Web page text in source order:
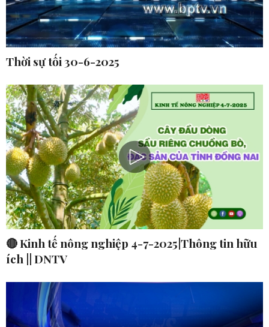
Thời sự tối 30-6-2025
🔴 Kinh tế nông nghiệp 4-7-2025|Thông tin hữu
ích || DNTV